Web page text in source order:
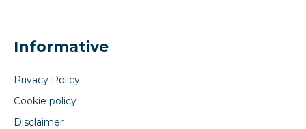
Informative
Privacy Policy
Cookie policy
Disclaimer